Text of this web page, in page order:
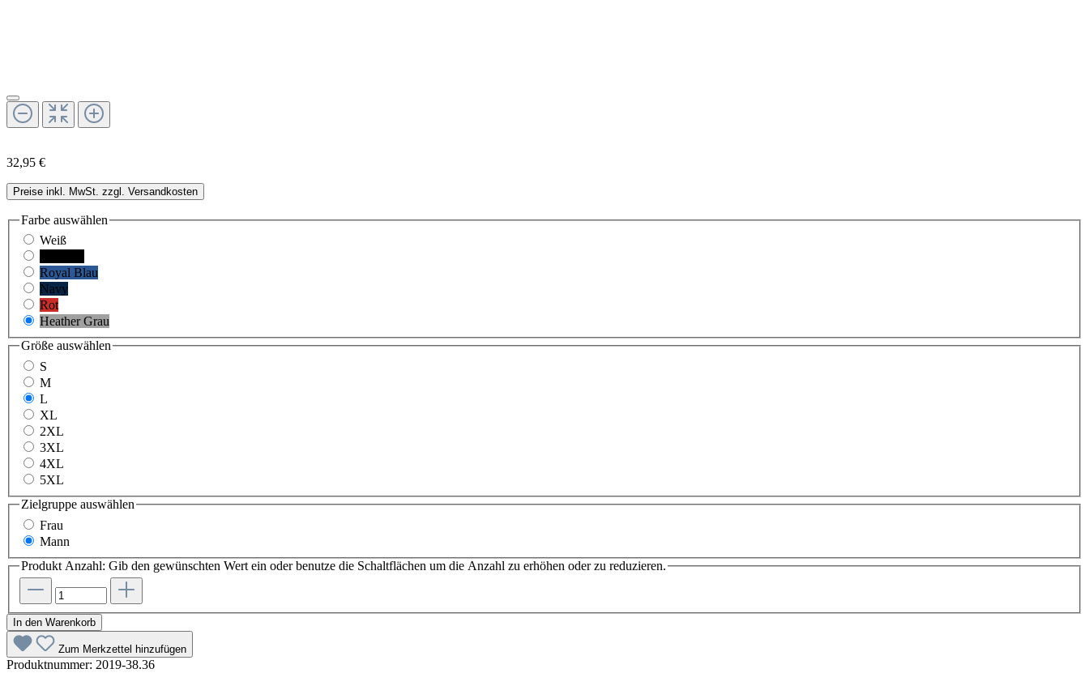
32,95 €
Preise inkl. MwSt. zzgl. Versandkosten
Farbe auswählen
Weiß
Royal Blau
Navy
Rot
Heather Grau
Größe auswählen
S
M
L
XL
2XL
3XL
4XL
5XL
Zielgruppe auswählen
Frau
Mann
Produkt Anzahl: Gib den gewünschten Wert ein oder benutze die Schaltflächen um die Anzahl zu erhöhen oder zu reduzieren.
In den Warenkorb
Zum Merkzettel hinzufügen
Produktnummer: 2019-38.36